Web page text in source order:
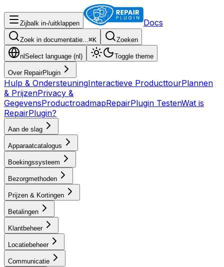
Zijbalk in-/uitklappen Docs
Zoek in documentatie...⌘K Zoeken
nl Select language (nl ) Toggle theme
Over RepairPlugin
Hulp & OndersteuningInteractieve ProducttourPlannen
& PrijzenPrivacy &
GegevensProductroadmapRepairPlugin TestenWat is
RepairPlugin?
Aan de slag
Apparaatcatalogus
Boekingssysteem
Bezorgmethoden
Prijzen & Kortingen
Betalingen
Klantbeheer
Locatiebeheer
Communicatie